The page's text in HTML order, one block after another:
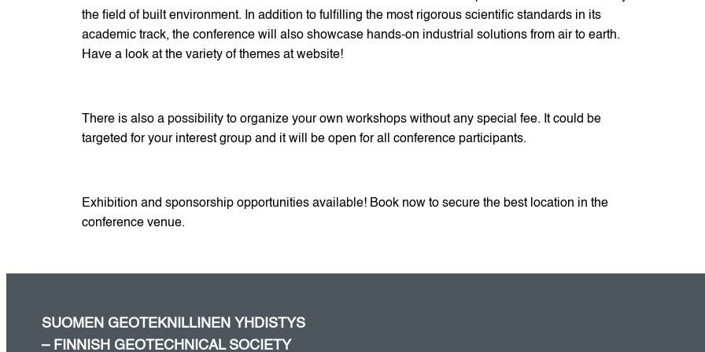
the field of built environment. In addition to fulfilling the most rigorous scientific standards in its
academic track, the conference will also showcase hands-on industrial solutions from air to earth.
Have a look at the variety of themes at website!
There is also a possibility to organize your own workshops without any special fee. It could be
targeted for your interest group and it will be open for all conference participants.
Exhibition and sponsorship opportunities available! Book now to secure the best location in the
conference venue.
SUOMEN GEOTEKNILLINEN YHDISTYS
– FINNISH GEOTECHNICAL SOCIETY